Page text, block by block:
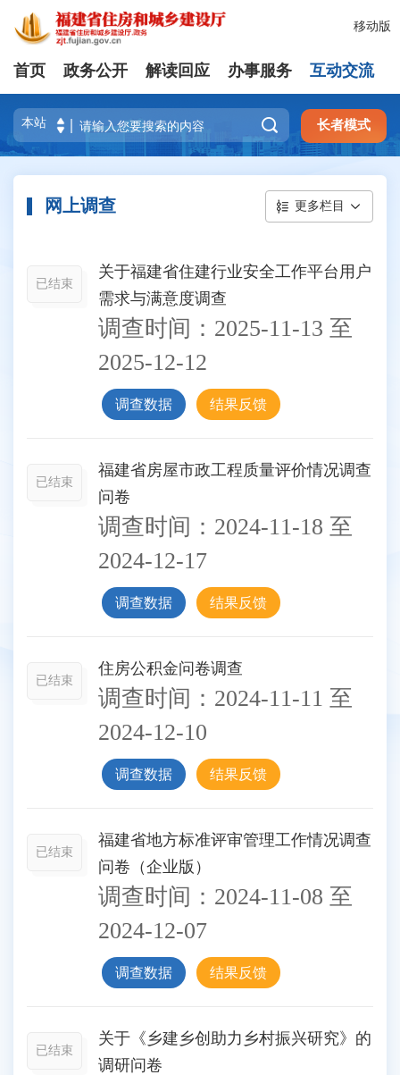
移动版
首页 政务公开 解读回应 办事服务 互动交流
 长者模式
网上调查 更多栏目
已结束
关于福建省住建行业安全工作平台用户
需求与满意度调查
调查时间： 2025-11-13 至
2025-12-12
调查数据 结果反馈
已结束
福建省房屋市政工程质量评价情况调查
问卷
调查时间： 2024-11-18 至
2024-12-17
调查数据 结果反馈
已结束
住房公积金问卷调查
调查时间： 2024-11-11 至
2024-12-10
调查数据 结果反馈
已结束
福建省地方标准评审管理工作情况调查
问卷（企业版）
调查时间： 2024-11-08 至
2024-12-07
调查数据 结果反馈
已结束
关于《乡建乡创助力乡村振兴研究》的
调研问卷